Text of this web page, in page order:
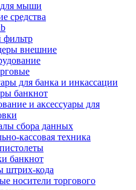
мыши
средства
фильтр
внешние
для банка и инкассации
банкнот
и аксессуары для
сбора данных
кассовая техника
банкнот
штрих-кода
носители торгового